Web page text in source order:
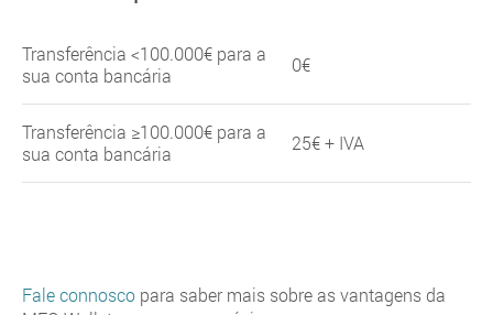
Transferência <100.000€ para a
sua conta bancária
0€
Transferência ≥100.000€ para a
sua conta bancária
25€ + IVA
Fale connoscopara saber mais sobre as vantagens da